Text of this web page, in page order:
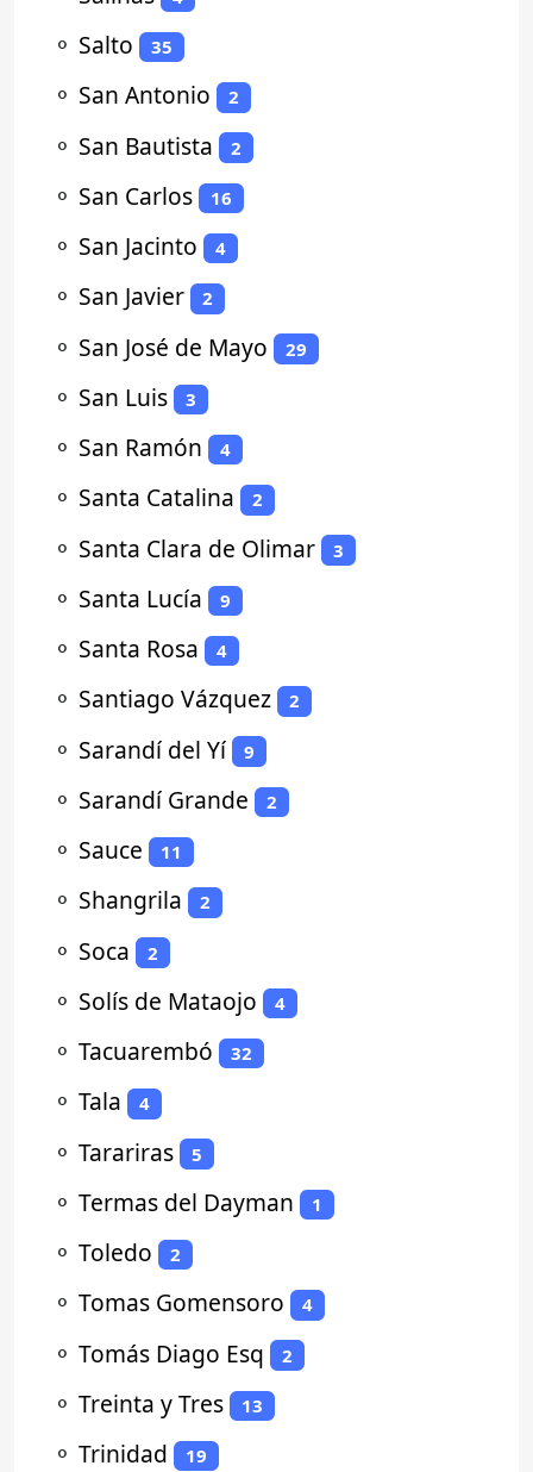
⚬ Salto 35
⚬ San Antonio 2
⚬ San Bautista 2
⚬ San Carlos 16
⚬ San Jacinto 4
⚬ San Javier 2
⚬ San José de Mayo 29
⚬ San Luis 3
⚬ San Ramón 4
⚬ Santa Catalina 2
⚬ Santa Clara de Olimar 3
⚬ Santa Lucía 9
⚬ Santa Rosa 4
⚬ Santiago Vázquez 2
⚬ Sarandí del Yí 9
⚬ Sarandí Grande 2
⚬ Sauce 11
⚬ Shangrila 2
⚬ Soca 2
⚬ Solís de Mataojo 4
⚬ Tacuarembó 32
⚬ Tala 4
⚬ Tarariras 5
⚬ Termas del Dayman 1
⚬ Toledo 2
⚬ Tomas Gomensoro 4
⚬ Tomás Diago Esq 2
⚬ Treinta y Tres 13
⚬ Trinidad 19